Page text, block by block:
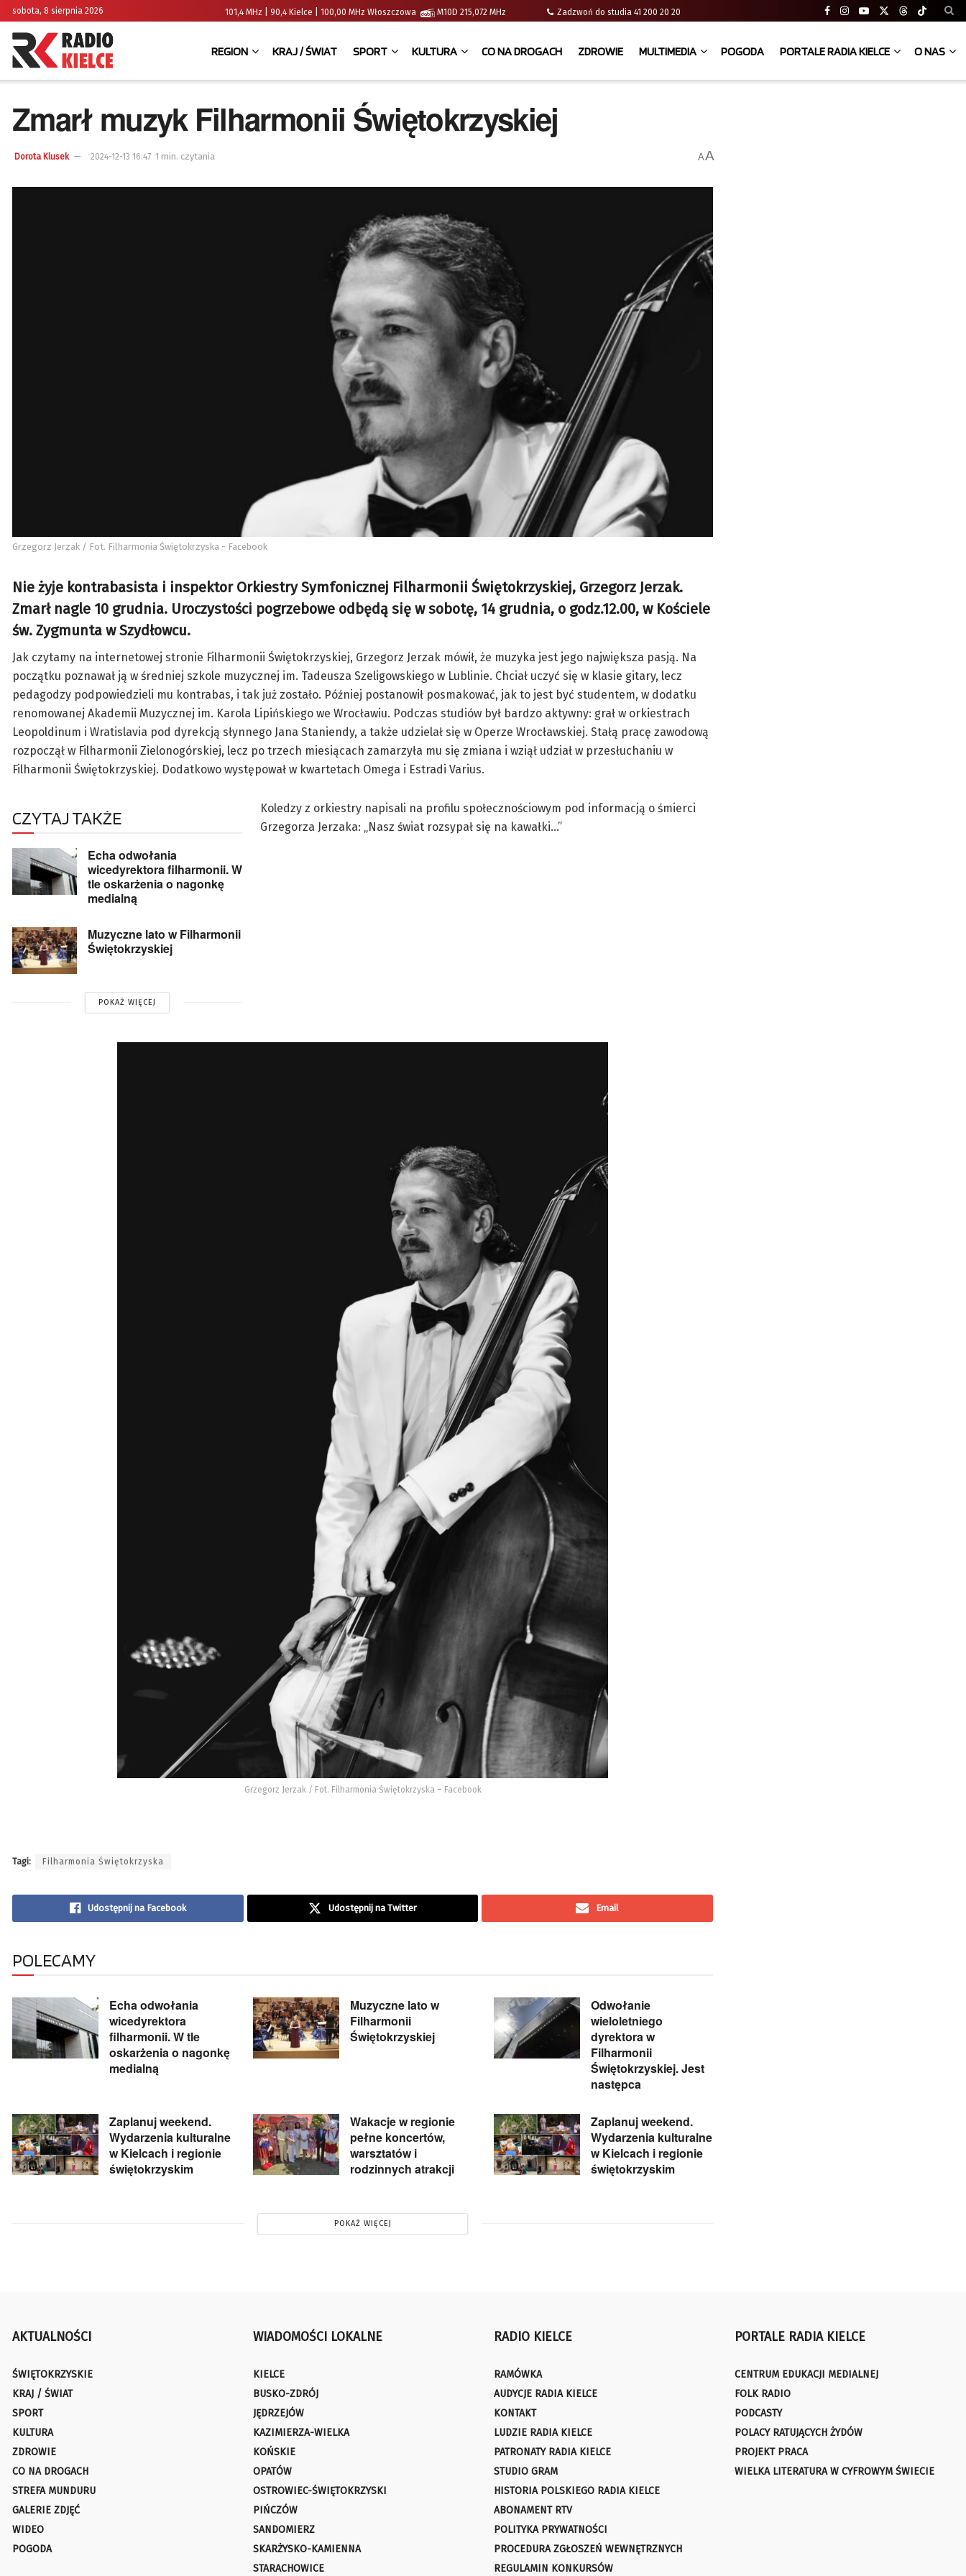
sobota, 8 sierpnia 2026 101,4 MHz | 90,4 Kielce | 100,00 MHz Włoszczowa M10D 215,072 MHz Zadzwoń do studia 41 200 20 20
REGION KRAJ / ŚWIAT SPORT KULTURA CO NA DROGACH ZDROWIE MULTIMEDIA POGODA PORTALE RADIA KIELCE O NAS
Zmarł muzyk Filharmonii Świętokrzyskiej
Dorota Klusek 2024-12-13 16:47 1 min. czytania AA
Grzegorz Jerzak / Fot. Filharmonia Świętokrzyska - Facebook
Nie żyje kontrabasista i inspektor Orkiestry Symfonicznej Filharmonii Świętokrzyskiej, Grzegorz Jerzak.
Zmarł nagle 10 grudnia. Uroczystości pogrzebowe odbędą się w sobotę, 14 grudnia, o godz.12.00, w Kościele
św. Zygmunta w Szydłowcu.
Jak czytamy na internetowej stronie Filharmonii Świętokrzyskiej, Grzegorz Jerzak mówił, że muzyka jest jego największa pasją. Na
początku poznawał ją w średniej szkole muzycznej im. Tadeusza Szeligowskiego w Lublinie. Chciał uczyć się w klasie gitary, lecz
pedagodzy podpowiedzieli mu kontrabas, i tak już zostało. Później postanowił posmakować, jak to jest być studentem, w dodatku
renomowanej Akademii Muzycznej im. Karola Lipińskiego we Wrocławiu. Podczas studiów był bardzo aktywny: grał w orkiestrach
Leopoldinum i Wratislavia pod dyrekcją słynnego Jana Staniendy, a także udzielał się w Operze Wrocławskiej. Stałą pracę zawodową
rozpoczął w Filharmonii Zielonogórskiej, lecz po trzech miesiącach zamarzyła mu się zmiana i wziął udział w przesłuchaniu w
Filharmonii Świętokrzyskiej. Dodatkowo występował w kwartetach Omega i Estradi Varius.
CZYTAJ TAKŻE
Echa odwołania
wicedyrektora filharmonii. W
tle oskarżenia o nagonkę
medialną
Muzyczne lato w Filharmonii
Świętokrzyskiej
POKAŻ WIĘCEJ
Koledzy z orkiestry napisali na profilu społecznościowym pod informacją o śmierci
Grzegorza Jerzaka: „Nasz świat rozsypał się na kawałki…”
Grzegorz Jerzak / Fot. Filharmonia Świętokrzyska – Facebook
Tagi: Filharmonia Świętokrzyska
Udostępnij na Facebook Udostępnij na Twitter Email
POLECAMY
Echa odwołania
wicedyrektora
filharmonii. W tle
oskarżenia o nagonkę
medialną
Muzyczne lato w
Filharmonii
Świętokrzyskiej
Odwołanie
wieloletniego
dyrektora w
Filharmonii
Świętokrzyskiej. Jest
następca
Zaplanuj weekend.
Wydarzenia kulturalne
w Kielcach i regionie
świętokrzyskim
Wakacje w regionie
pełne koncertów,
warsztatów i
rodzinnych atrakcji
Zaplanuj weekend.
Wydarzenia kulturalne
w Kielcach i regionie
świętokrzyskim
POKAŻ WIĘCEJ
AKTUALNOŚCI
ŚWIĘTOKRZYSKIE
KRAJ / ŚWIAT
SPORT
KULTURA
ZDROWIE
CO NA DROGACH
STREFA MUNDURU
GALERIE ZDJĘĆ
WIDEO
POGODA
WIADOMOŚCI LOKALNE
KIELCE
BUSKO-ZDRÓJ
JĘDRZEJÓW
KAZIMIERZA-WIELKA
KOŃSKIE
OPATÓW
OSTROWIEC-ŚWIĘTOKRZYSKI
PIŃCZÓW
SANDOMIERZ
SKARŻYSKO-KAMIENNA
STARACHOWICE
RADIO KIELCE
RAMÓWKA
AUDYCJE RADIA KIELCE
KONTAKT
LUDZIE RADIA KIELCE
PATRONATY RADIA KIELCE
STUDIO GRAM
HISTORIA POLSKIEGO RADIA KIELCE
ABONAMENT RTV
POLITYKA PRYWATNOŚCI
PROCEDURA ZGŁOSZEŃ WEWNĘTRZNYCH
REGULAMIN KONKURSÓW
PORTALE RADIA KIELCE
CENTRUM EDUKACJI MEDIALNEJ
FOLK RADIO
PODCASTY
POLACY RATUJĄCYCH ŻYDÓW
PROJEKT PRACA
WIELKA LITERATURA W CYFROWYM ŚWIECIE